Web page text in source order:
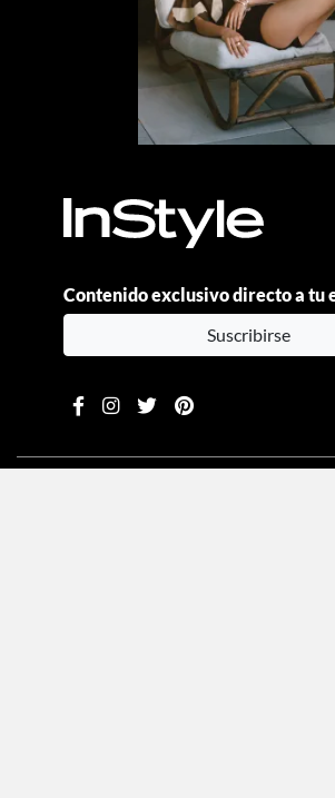
Contenido exclusivo directo a tu
Suscribirse